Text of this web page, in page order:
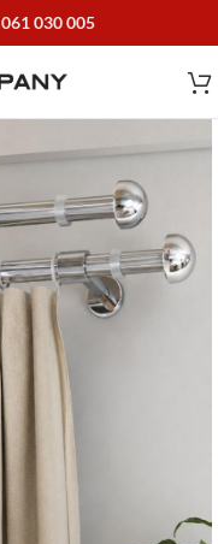
061 030 005